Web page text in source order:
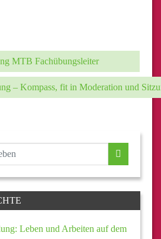
MTB Fachübungsleiter
– Kompass, fit in Moderation und
Leben und Arbeiten auf dem